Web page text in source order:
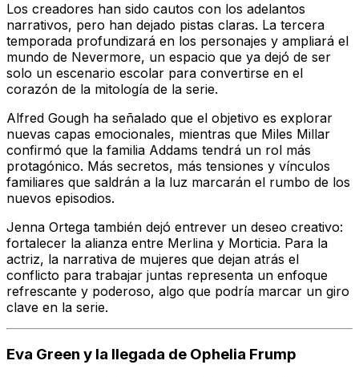
Los creadores han sido cautos con los adelantos
narrativos, pero han dejado pistas claras. La tercera
temporada profundizará en los personajes y ampliará el
mundo de Nevermore, un espacio que ya dejó de ser
solo un escenario escolar para convertirse en el
corazón de la mitología de la serie.
Alfred Gough ha señalado que el objetivo es explorar
nuevas capas emocionales, mientras que Miles Millar
confirmó que la familia Addams tendrá un rol más
protagónico. Más secretos, más tensiones y vínculos
familiares que saldrán a la luz marcarán el rumbo de los
nuevos episodios.
Jenna Ortega también dejó entrever un deseo creativo:
fortalecer la alianza entre Merlina y Morticia. Para la
actriz, la narrativa de mujeres que dejan atrás el
conflicto para trabajar juntas representa un enfoque
refrescante y poderoso, algo que podría marcar un giro
clave en la serie.
Eva Green y la llegada de Ophelia Frump